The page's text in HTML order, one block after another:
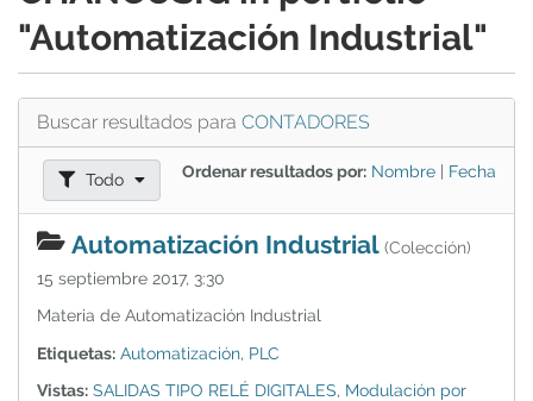
"Automatización Industrial"
Buscar resultados para CONTADORES
Ordenar resultados por: Nombre | Fecha
Filtrar resultados como:
Todo
Automatización Industrial (Colección)
15 septiembre 2017, 3:30
Materia de Automatización Industrial
Etiquetas: Automatización, PLC
Vistas: SALIDAS TIPO RELÉ DIGITALES, Modulación por